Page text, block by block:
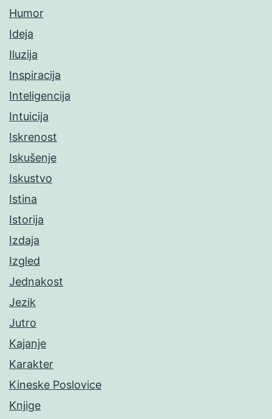
Humor
Ideja
Iluzija
Inspiracija
Inteligencija
Intuicija
Iskrenost
Iskušenje
Iskustvo
Istina
Istorija
Izdaja
Izgled
Jednakost
Jezik
Jutro
Kajanje
Karakter
Kineske Poslovice
Knjige